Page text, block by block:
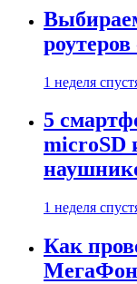
1 неделя
5
microSD
1 неделя
Как